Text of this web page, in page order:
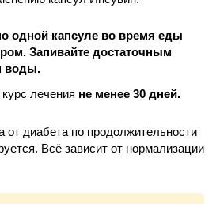
одной капсуле во время еды
Запивайте достаточным
воды.
лечения не менее 30 дней.
от диабета по продолжительности
Всё зависит от нормализации